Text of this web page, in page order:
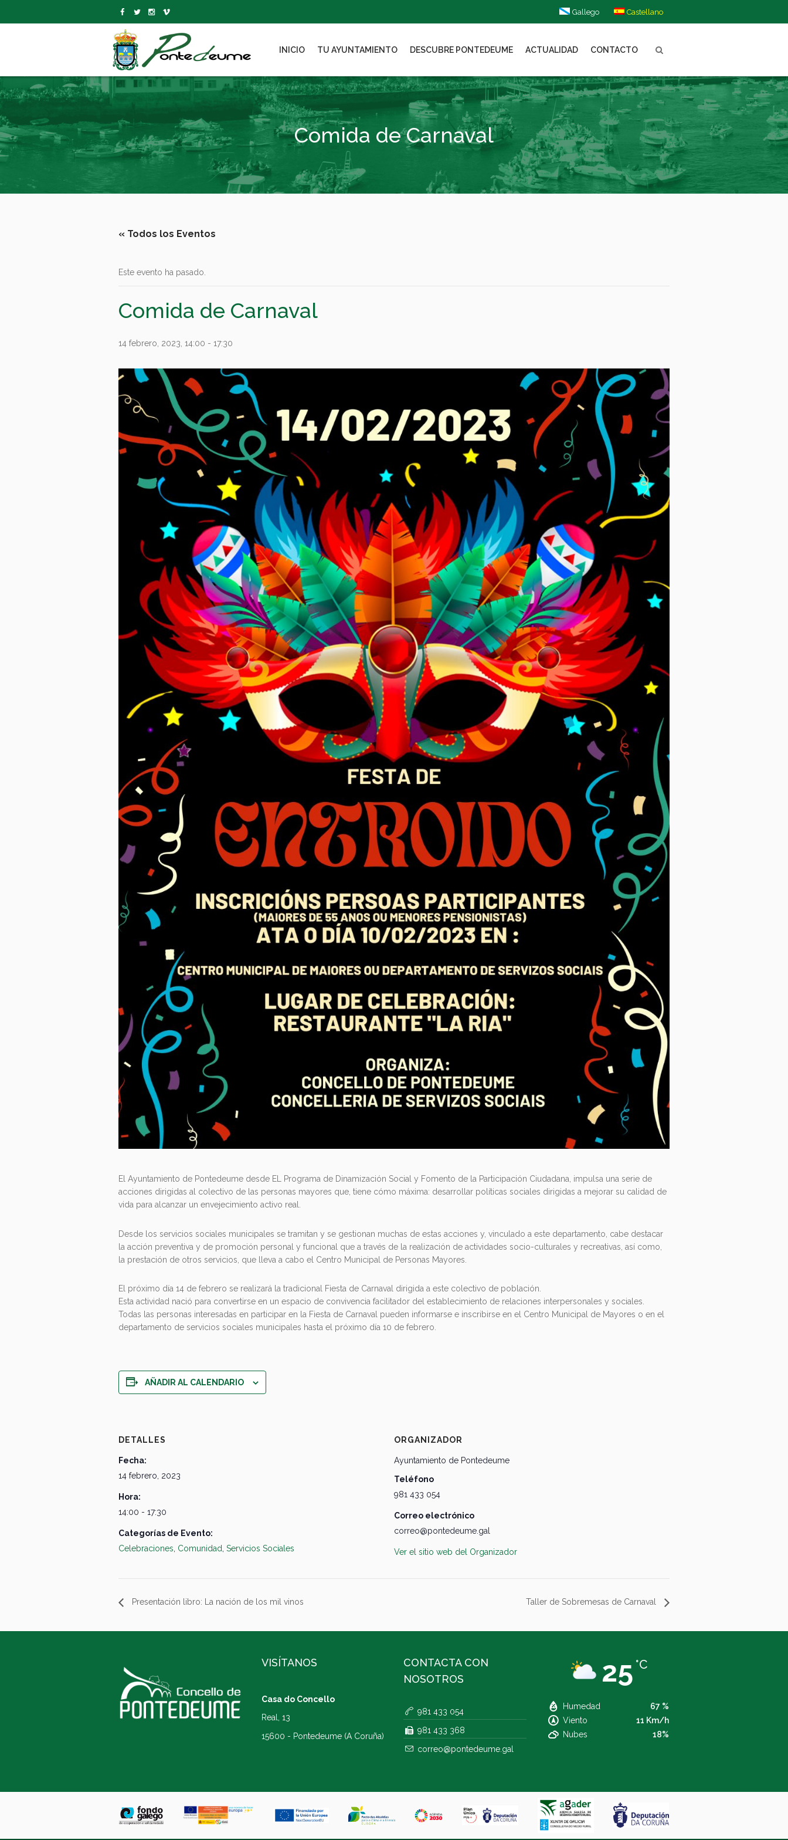
Gallego Castellano
INICIO TU AYUNTAMIENTO DESCUBRE PONTEDEUME ACTUALIDAD CONTACTO
Comida de Carnaval
« Todos los Eventos
Este evento ha pasado.
Comida de Carnaval
14 febrero, 2023, 14:00 - 17:30
El Ayuntamiento de Pontedeume desde EL Programa de Dinamización Social y Fomento de la Participación Ciudadana, impulsa una serie de
acciones dirigidas al colectivo de las personas mayores que, tiene cómo máxima: desarrollar políticas sociales dirigidas a mejorar su calidad de
vida para alcanzar un envejecimiento activo real.
Desde los servicios sociales municipales se tramitan y se gestionan muchas de estas acciones y, vinculado a este departamento, cabe destacar
la acción preventiva y de promoción personal y funcional que a través de la realización de actividades socio-culturales y recreativas, así como,
la prestación de otros servicios, que lleva a cabo el Centro Municipal de Personas Mayores.
El próximo día 14 de febrero se realizará la tradicional Fiesta de Carnaval dirigida a este colectivo de población.
Esta actividad nació para convertirse en un espacio de convivencia facilitador del establecimiento de relaciones interpersonales y sociales.
Todas las personas interesadas en participar en la Fiesta de Carnaval pueden informarse e inscribirse en el Centro Municipal de Mayores o en el
departamento de servicios sociales municipales hasta el próximo día 10 de febrero.
AÑADIR AL CALENDARIO
DETALLES
Fecha:
14 febrero, 2023
Hora:
14:00 - 17:30
Categorías de Evento:
Celebraciones Comunidad Servicios Sociales
ORGANIZADOR
Ayuntamiento de Pontedeume
Teléfono
981 433 054
Correo electrónico
correo@pontedeume.gal
Ver el sitio web del Organizador
Presentación libro: La nación de los mil vinos Taller de Sobremesas de Carnaval
VISÍTANOS
Casa do Concello
Real, 13
15600 - Pontedeume (A Coruña)
CONTACTA CON
NOSOTROS
981 433 054
981 433 368
correo@pontedeume.gal
25 °C
Humedad
67 %
Viento
11 Km/h
Nubes
18%